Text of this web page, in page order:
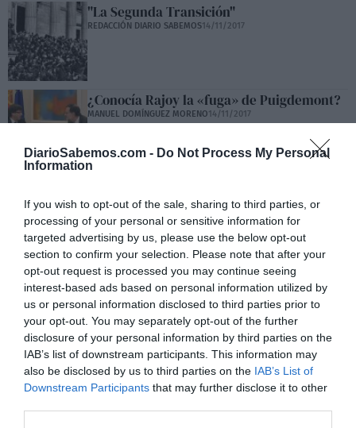
DiarioSabemos.com - Do Not Process My Personal
Information
If you wish to opt-out of the sale, sharing to third parties, or
processing of your personal or sensitive information for
targeted advertising by us, please use the below opt-out
section to confirm your selection. Please note that after your
opt-out request is processed you may continue seeing
interest-based ads based on personal information utilized by
us or personal information disclosed to third parties prior to
your opt-out. You may separately opt-out of the further
disclosure of your personal information by third parties on the
IAB’s list of downstream participants. This information may
also be disclosed by us to third parties on the IAB’s List of
Downstream Participants that may further disclose it to other
"La Segunda Transición"
REDACCIÓN DIARIO SABEMOS14/11/2017
¿Conocía Rajoy la «fuga» de Puigdemont?
MANUEL DOMÍNGUEZ MORENO14/11/2017
REDACCIÓN DIARIO SABEMOS14/11/2017
Carta abierta de un grupo de afectados
por la compra del Banco Popular
REDACCIÓN DIARIO SABEMOS 27/10/2017